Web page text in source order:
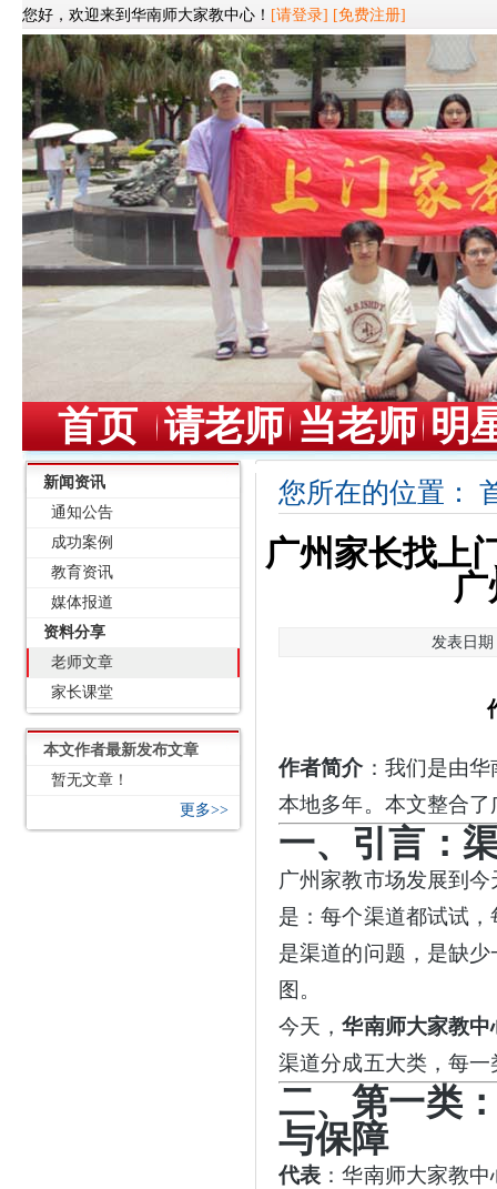
您好，欢迎来到华南师大家教中心！ [请登录] [免费注册]
首页 请老师 当老师 明
新闻资讯
通知公告
成功案例
教育资讯
媒体报道
资料分享
老师文章
家长课堂
本文作者最新发布文章
暂无文章！
更多>>
您所在的位置：
广州家长找上
发表日期
作者简介：我们是由
本地多年。本文整合
一、引言：
广州家教市场发展到
是：每个渠道都试试
是渠道的问题，是缺
图。
今天，华南师大家教中
渠道分成五大类，每
二、第一类
与保障
代表 ：华南师大家教